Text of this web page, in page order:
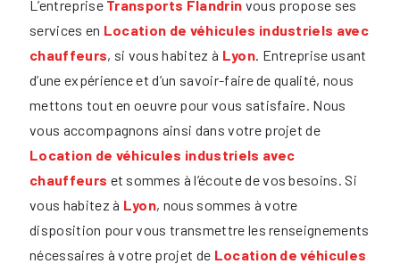
L’entreprise Transports Flandrin vous propose ses
services en Location de véhicules industriels avec
chauffeurs, si vous habitez à Lyon. Entreprise usant
d’une expérience et d’un savoir-faire de qualité, nous
mettons tout en oeuvre pour vous satisfaire. Nous
vous accompagnons ainsi dans votre projet de
Location de véhicules industriels avec
chauffeurs et sommes à l’écoute de vos besoins. Si
vous habitez à Lyon, nous sommes à votre
disposition pour vous transmettre les renseignements
nécessaires à votre projet de Location de véhicules